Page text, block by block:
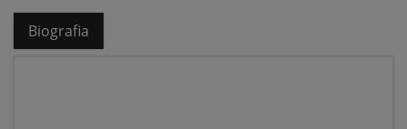
Biografia